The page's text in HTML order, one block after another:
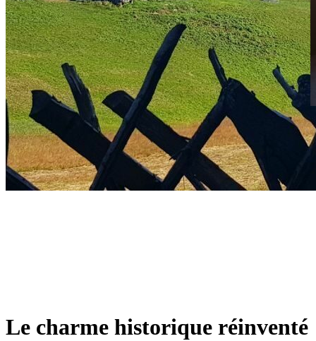
Le charme historique réinventé